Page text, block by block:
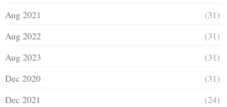
Aug 2021
(31)
Aug 2022
(31)
Aug 2023
(31)
Dec 2020
(31)
Dec 2021
(24)